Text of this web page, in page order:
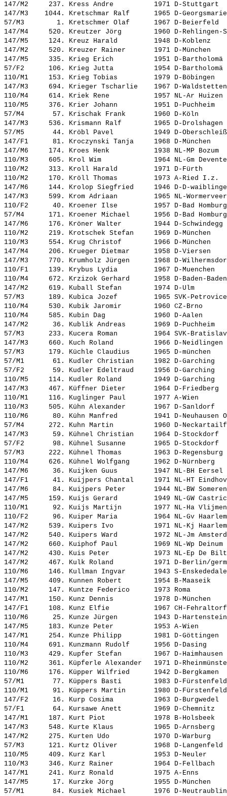
147/M2     237. Kress Andre
1971 D-
147/M3    1044. Kretschmar Ralf
1965 D-
57/M3        1. Kretschmer Olaf
1967 D-
147/M4     520. Kreutzer Jörg
1960 D-
147/M5     124. Kreuz Harald
1948 D-
147/M2     520. Kreuzer Rainer
1971 D-
147/M5     335. Krieg Erich
1951 D-
57/F2      106. Krieg Jutta
1954 D-
110/M1     153. Krieg Tobias
1979 D-
147/M3     694. Krieger Tscharlie
1967 D-
110/M4     614. Kriek Rene
1957 NL-Ar
110/M5     376. Krier Johann
1951 D-
57/M4       57. Krischak Frank
1960 D-Köln
147/M3     536. Krismann Ralf
1965 D-
57/M5       44. Kröbl Pavel
1949 D-
147/F1      81. Kroczynski Tanja
1968 D-
147/M6     174. Kroes Henk
1938 NL-MP
110/M3     605. Krol Wim
1964 NL-Gm
110/M2     313. Kroll Harald
1971 D-Fürth
110/M2     170. Kröll Thomas
1973 A-Ried
147/M6     144. Krolop Siegfried
1946 D-D-
147/M3     599. Krom Adriaan
1965 NL-
110/F2      40. Kroener Ilse
1957 D-Bad
57/M4      171. Kroener Michael
1956 D-Bad
147/M6     176. Kröner Walter
1944 D-
110/M2     219. Krotschek Stefan
1969 D-
110/M3     554. Krug Christof
1966 D-
147/M4     206. Krueger Dietmar
1958 D-Viersen
147/M3     770. Krumholz Jürgen
1968 D-
110/F1     139. Krybus Lydia
1967 D-
110/M4     672. Krzizok Gerhard
1958 D-Baden-
147/M2     619. Kuball Stefan
1974 D-Ulm
57/M3      189. Kubica Jozef
1965 SVK-
110/M4     530. Kubik Jaromir
1960 CZ-Brno
110/M4     585. Kubin Dag
1960 D-Aalen
147/M2      36. Kublik Andreas
1969 D-
57/M3      233. Kucera Roman
1964 SVK-
147/M3     660. Kuch Roland
1966 D-
57/M3      179. Küchle Claudius
1965 D-
57/M1       61. Kudler Christian
1982 D-
57/F2       59. Kudler Edeltraud
1956 D-
110/M5     114. Kudler Roland
1949 D-
147/M3     467. Küffner Dieter
1964 D-
110/M1     116. Kuglinger Paul
1977 A-Wien
110/M3     505. Kühn Alexander
1967 D-
110/M6      80. Kühn Manfred
1941 D-
57/M4      272. Kuhn Martin
1960 D-
147/M3      59. Kühnel Christian
1964 D-
57/F2       98. Kühnel Susanne
1965 D-
57/M3      222. Kühnel Thomas
1963 D-
110/M4     626. Kühnel Wolfgang
1962 D-
147/M6      36. Kuijken Guus
1947 NL-BH
147/F1      41. Kuijpers Chantal
1971 NL-HT
147/M6      84. Kuijpers Peter
1944 NL-BW
147/M5     159. Kuijs Gerard
1949 NL-GW
110/M1      92. Kuijs Martijn
1977 NL-Ha
110/F2      96. Kuiper Maria
1964 NL-Gv
147/M2     539. Kuipers Ivo
1971 NL-Kj
147/M2     540. Kuipers Ward
1972 NL-Jm
147/M2     660. Kuiphof Paul
1969 NL-Wp
147/M2     430. Kuis Peter
1973 NL-Ep
147/M2     467. Kulk Roland
1971 D-Berlin/
110/M6     146. Kullman Ingvar
1943 S-
147/M5     409. Kunnen Robert
1954 B-
110/M2     147. Kuntze Federico
1973 Roma
147/M1     150. Kunz Dennis
1978 D-
147/F1     108. Kunz Elfie
1967 CH-
110/M6      25. Kunze Jürgen
1943 D-
147/M5     183. Kunze Peter
1953 A-Wien
147/M1     254. Kunze Philipp
1981 D-
110/M4     691. Kunzmann Rudolf
1956 D-Dasing
110/M3     429. Kupfer Stefan
1967 D-
110/M2     361. Küpferle Alexander
1971 D-
110/M6     176. Küpper Wilfried
1942 D-
57/M1       77. Küppers Basti
1983 D-
110/M1      91. Küppers Martin
1980 D-
147/F2      16. Kurp Cosima
1963 D-
57/F1       64. Kursawe Anett
1969 D-
147/M1     187. Kurt Piot
1978 B-
147/M3     548. Kurte Klaus
1965 D-
147/M2     275. Kurten Udo
1970 D-
57/M3      121. Kurtz Oliver
1968 D-
110/M5     409. Kurz Karl
1953 D-Neuler
110/M3     346. Kurz Rainer
1964 D-
147/M1     241. Kurz Ronald
1975 A-Enns
147/M5      17. Kurzke Jörg
1955 D-
57/M1       84. Kusiek Michael 1976 D-